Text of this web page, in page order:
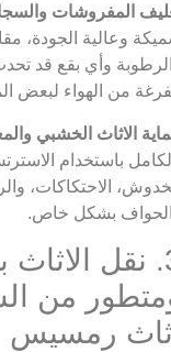
المفروشات
وعالية الجودة،
وأي بقع قد
من الهواء لبعض
الاثاث الخشبي
باستخدام
الاحتكاكات،
بشكل خاص.
3. نقل
من
رمسيس